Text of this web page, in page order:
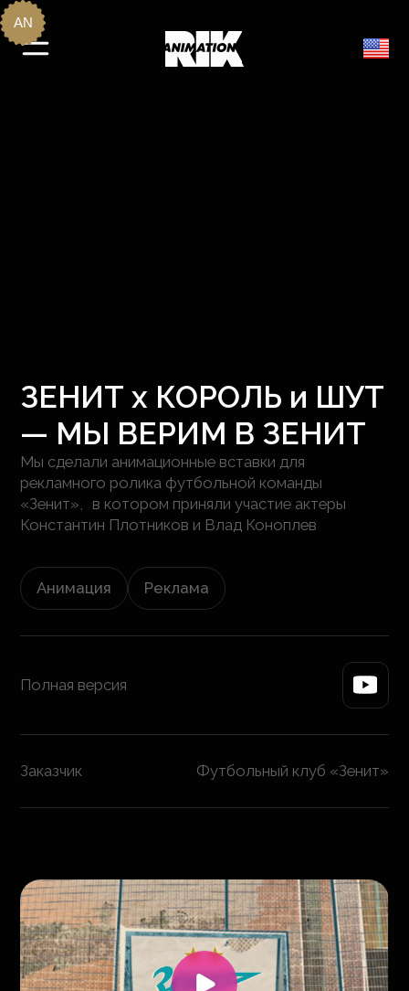
AN
ЗЕНИТ х КОРОЛЬ и ШУТ
— МЫ ВЕРИМ В ЗЕНИТ
Мы сделали анимационные вставки для
рекламного ролика футбольной команды
«Зенит», в котором приняли участие актеры
Константин Плотников и Влад Коноплев
Анимация Реклама
Полная версия
Заказчик Футбольный клуб «Зенит»